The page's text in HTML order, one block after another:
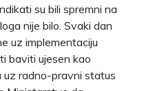
su bili spremni na
nije bilo. Svaki dan
uz implementaciju
baviti ujesen kao
uz radno-pravni status